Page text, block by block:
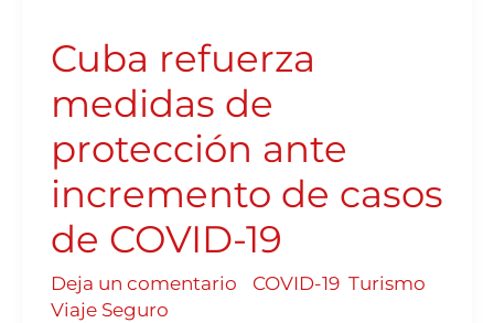
Cuba refuerza
medidas de
protección ante
incremento de casos
de COVID-19
Deja un comentario COVID-19, Turismo
Viaje Seguro
ANTE
INCREMENTO
DE
DE
COVID-